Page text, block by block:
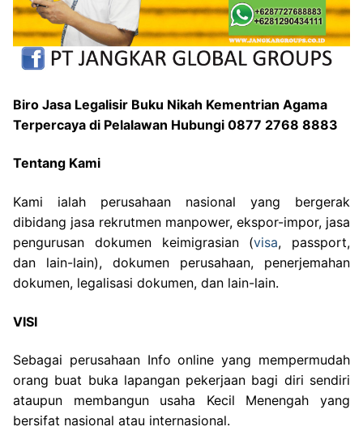
Biro Jasa Legalisir Buku Nikah Kementrian Agama
Terpercaya di Pelalawan Hubungi 0877 2768 8883
Tentang Kami
Kami ialah perusahaan nasional yang bergerak
dibidang jasa rekrutmen manpower, ekspor-impor, jasa
pengurusan dokumen keimigrasian (visa, passport,
dan lain-lain), dokumen perusahaan, penerjemahan
dokumen, legalisasi dokumen, dan lain-lain.
VISI
Sebagai perusahaan Info online yang mempermudah
orang buat buka lapangan pekerjaan bagi diri sendiri
ataupun membangun usaha Kecil Menengah yang
bersifat nasional atau internasional.